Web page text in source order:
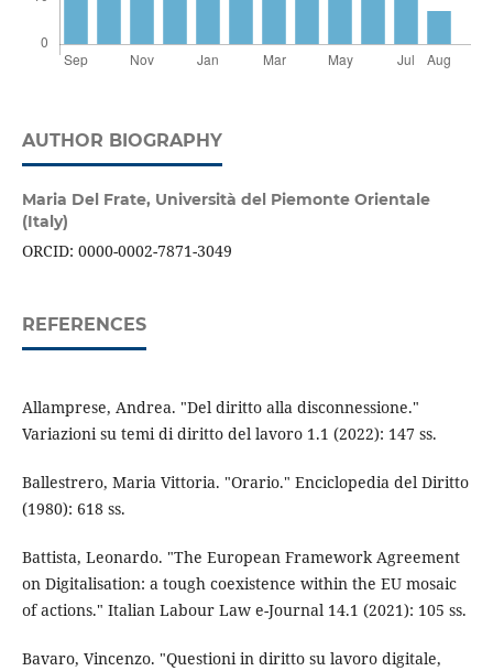
AUTHOR BIOGRAPHY
Maria Del Frate, Università del Piemonte Orientale
(Italy)
ORCID: 0000-0002-7871-3049
REFERENCES
Allamprese, Andrea. "Del diritto alla disconnessione."
Variazioni su temi di diritto del lavoro 1.1 (2022): 147 ss.
Ballestrero, Maria Vittoria. "Orario." Enciclopedia del Diritto
(1980): 618 ss.
Battista, Leonardo. "The European Framework Agreement
on Digitalisation: a tough coexistence within the EU mosaic
of actions." Italian Labour Law e-Journal 14.1 (2021): 105 ss.
Bavaro, Vincenzo. "Questioni in diritto su lavoro digitale,